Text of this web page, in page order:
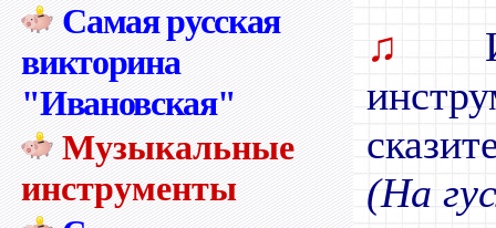
Самая русская
викторина
"Ивановская"
Музыкальные
инструменты
♫
(На